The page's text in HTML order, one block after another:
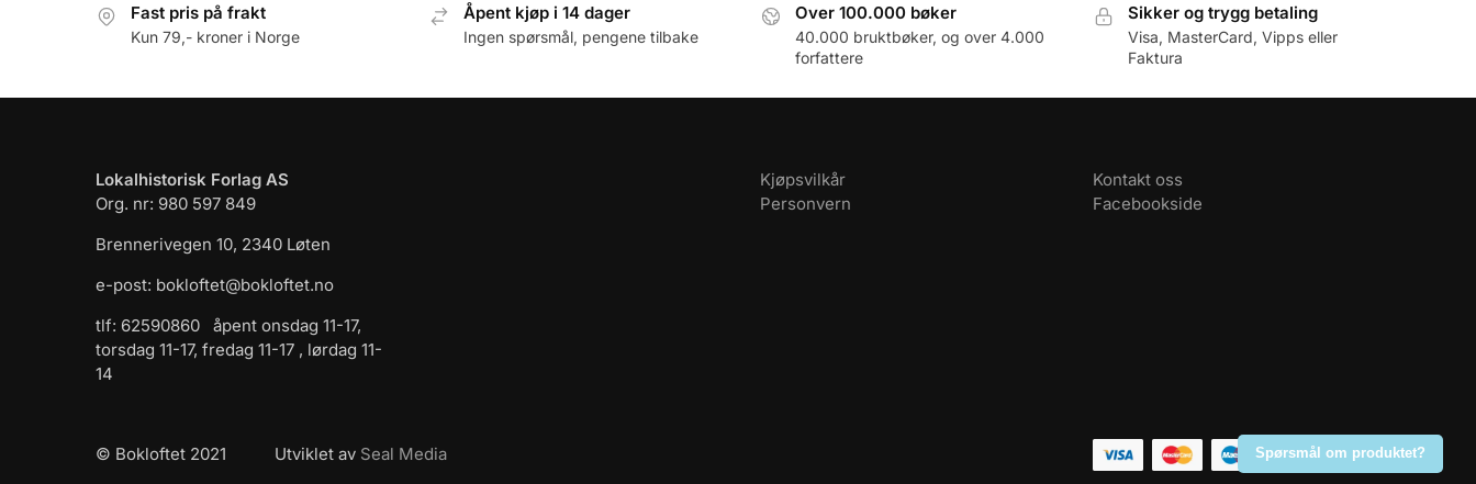
Spørsmål om produktet?
Fast pris på frakt
Kun 79,- kroner i Norge
Åpent kjøp i 14 dager
Ingen spørsmål, pengene tilbake
Over 100.000 bøker
40.000 bruktbøker, og over 4.000
forfattere
Sikker og trygg betaling
Visa, MasterCard, Vipps eller
Faktura
Lokalhistorisk Forlag AS
Org. nr: 980 597 849
Brennerivegen 10, 2340 Løten
e-post: bokloftet@bokloftet.no
tlf: 62590860 åpent onsdag 11-17,
torsdag 11-17, fredag 11-17 , lørdag 11-
14
Kjøpsvilkår
Personvern
Kontakt oss
Facebookside
© Bokloftet 2021 Utviklet av Seal Media